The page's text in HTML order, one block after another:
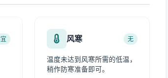
风寒 无
温度未达到风寒所需的低温，
稍作防寒准备即可。